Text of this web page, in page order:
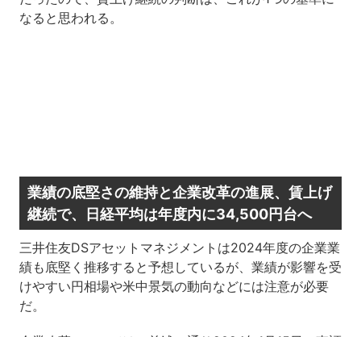
なると思われる。
業績の底堅さの維持と企業改革の進展、賃上げ
継続で、日経平均は年度内に34,500円台へ
三井住友DSアセットマネジメントは2024年度の企業業
績も底堅く推移すると予想しているが、業績が影響を受
けやすい円相場や米中景気の動向などには注意が必要
だ。